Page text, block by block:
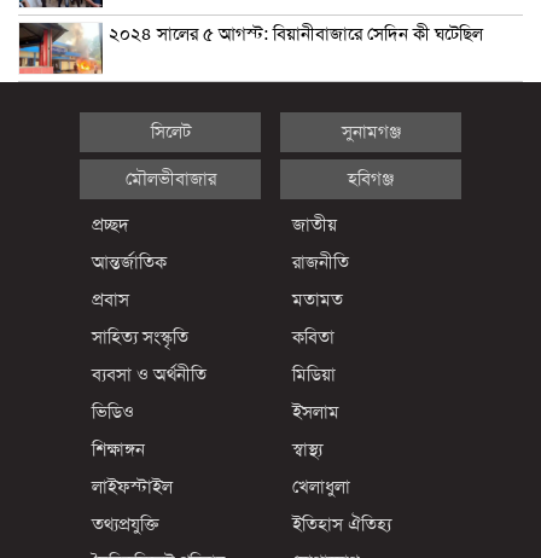
২০২৪ সালের ৫ আগস্ট: বিয়ানীবাজারে সেদিন কী ঘটেছিল
সিলেট সুনামগঞ্জ
মৌলভীবাজার হবিগঞ্জ
প্রচ্ছদ
জাতীয়
আন্তর্জাতিক
রাজনীতি
প্রবাস
মতামত
সাহিত্য সংস্কৃতি
কবিতা
ব্যবসা ও অর্থনীতি
মিডিয়া
ভিডিও
ইসলাম
শিক্ষাঙ্গন
স্বাস্থ্য
লাইফস্টাইল
খেলাধুলা
তথ্যপ্রযুক্তি
ইতিহাস ঐতিহ্য